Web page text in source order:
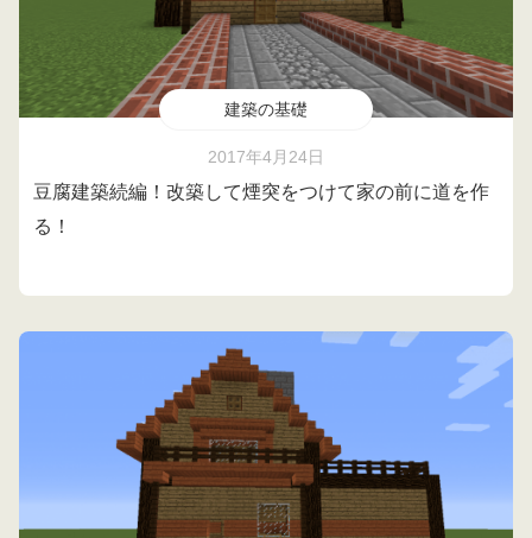
建築の基礎
2017年4月24日
豆腐建築続編！改築して煙突をつけて家の前に道を作
る！